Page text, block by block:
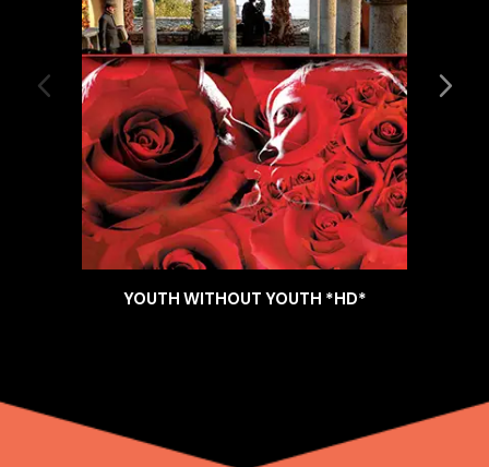
YOUTH WITHOUT YOUTH *HD*